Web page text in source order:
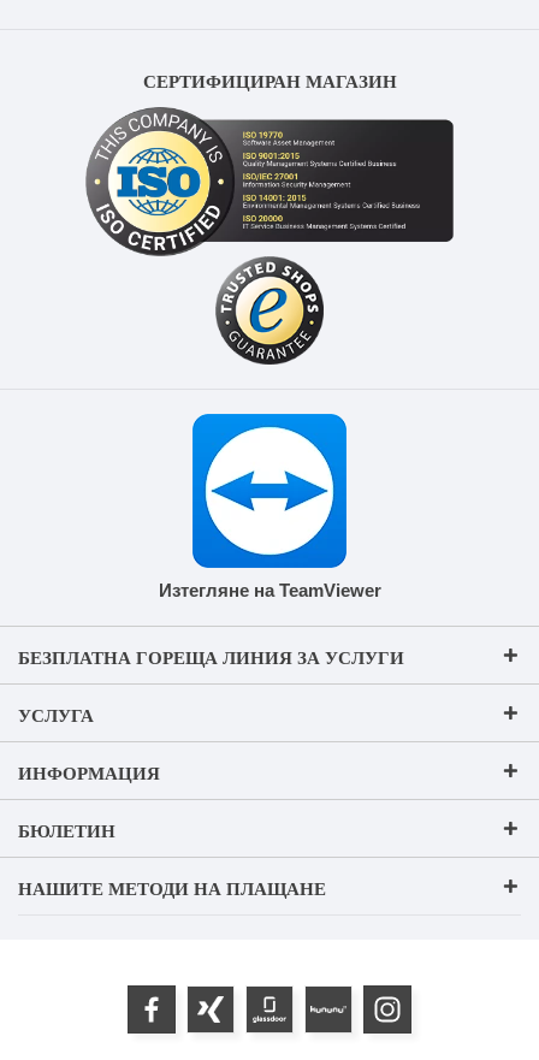
СЕРТИФИЦИРАН МАГАЗИН
Изтегляне на TeamViewer
БЕЗПЛАТНА ГОРЕЩА ЛИНИЯ ЗА УСЛУГИ
УСЛУГА
ИНФОРМАЦИЯ
БЮЛЕТИН
НАШИТЕ МЕТОДИ НА ПЛАЩАНЕ